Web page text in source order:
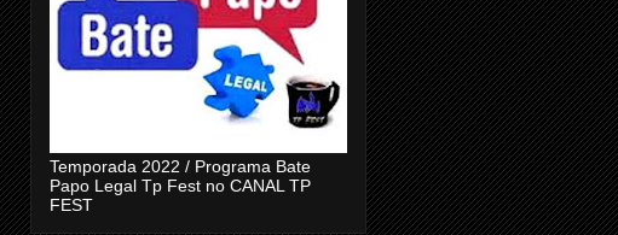
Temporada 2022 / Programa Bate
Papo Legal Tp Fest no CANAL TP
FEST